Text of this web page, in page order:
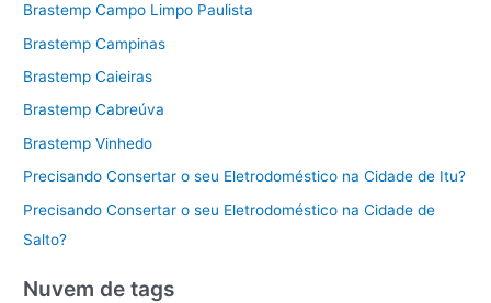
Brastemp Campo Limpo Paulista
Brastemp Campinas
Brastemp Caieiras
Brastemp Cabreúva
Brastemp Vinhedo
Precisando Consertar o seu Eletrodoméstico na Cidade de Itu?
Precisando Consertar o seu Eletrodoméstico na Cidade de
Salto?
Nuvem de tags